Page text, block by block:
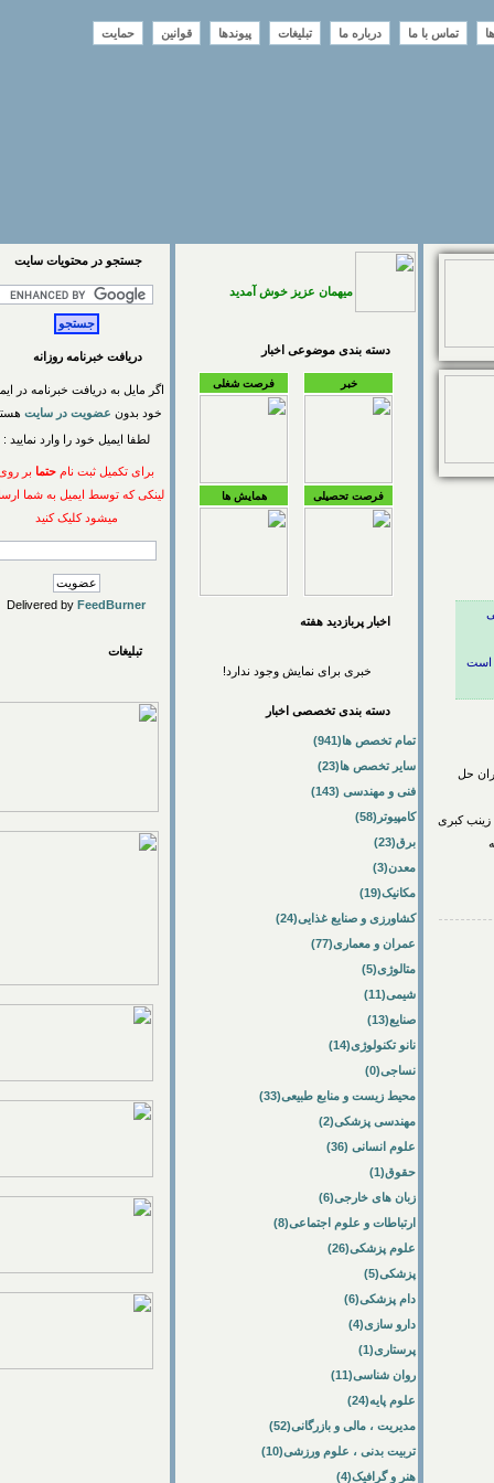
تماس با ما درباره ما تبلیغات پیوندها قوانین حمایت
حل
کبری
میهمان عزیز خوش آمدید
دسته بندی موضوعی اخبار
فرصت شغلی
فرصت تحصیلی همایش ها
اخبار پربازديد هفته
خبری برای نمایش وجود ندارد!
دسته بندی تخصصی اخبار
تمام تخصص ها(941)
سایر تخصص ها(23)
فنی و مهندسی (143)
کامپیوتر(58)
برق(23)
معدن(3)
مکانیک(19)
کشاورزی و صنایع غذایی(24)
عمران و معماری(77)
متالوژی(5)
شیمی(11)
صنایع(13)
نانو تکنولوژی(14)
نساجی(0)
محیط زیست و منابع طبیعی(33)
مهندسی پزشکی(2)
علوم انسانی (36)
حقوق(1)
زبان های خارجی(6)
ارتباطات و علوم اجتماعی(8)
علوم پزشکی(26)
پزشکی(5)
دام پزشکی(6)
دارو سازی(4)
پرستاری(1)
روان شناسی(11)
علوم پایه(24)
مدیریت ، مالی و بازرگانی(52)
تربیت بدنی ، علوم ورزشی(10)
هنر و گرافیک(4)
جستجو در محتويات سايت
دریافت خبرنامه روزانه
اگر مایل به دریافت خبرنامه در ایمیل
خود بدونعضویت در سایتهستید
لطفا ایمیل خود را وارد نمایید :
برای تکمیل ثبت نام حتمابر روی
لینکی که توسط ایمیل به شما ارسال
میشود کلیک کنید
Delivered byFeedBurner
تبلیغات